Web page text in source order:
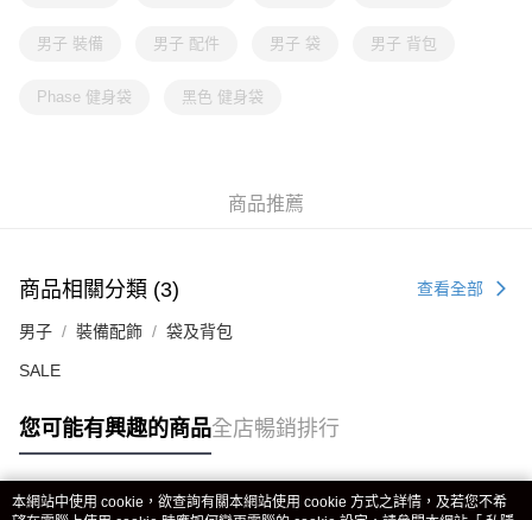
男子 裝備 男子 配件 男子 袋 男子 背包
Phase 健身袋 黑色 健身袋
商品推薦
商品相關分類 (3) 查看全部
男子 裝備配飾 袋及背包
SALE
您可能有興趣的商品全店暢銷排行
本網站中使用 cookie，欲查詢有關本網站使用 cookie 方式之詳情，及若您不希